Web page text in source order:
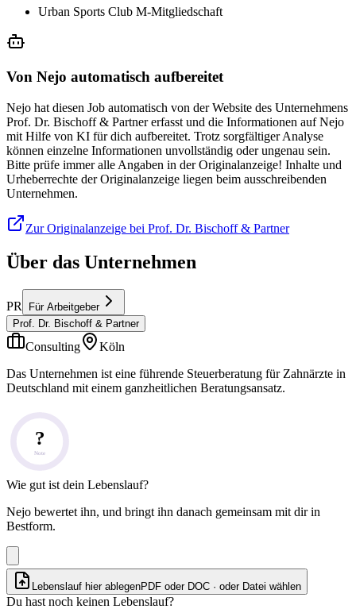
Urban Sports Club M-Mitgliedschaft
Von Nejo automatisch aufbereitet
Nejo hat diesen Job automatisch von der Website des Unternehmens
Prof. Dr. Bischoff & Partner erfasst und die Informationen auf Nejo
mit Hilfe von KI für dich aufbereitet. Trotz sorgfältiger Analyse
können einzelne Informationen unvollständig oder ungenau sein.
Bitte prüfe immer alle Angaben in der Originalanzeige! Inhalte und
Urheberrechte der Originalanzeige liegen beim ausschreibenden
Unternehmen.
Zur Originalanzeige bei Prof. Dr. Bischoff & Partner
Über das Unternehmen
PR
Für Arbeitgeber
Prof. Dr. Bischoff & Partner
Consulting
Köln
Das Unternehmen ist eine führende Steuerberatung für Zahnärzte in
Deutschland mit einem ganzheitlichen Beratungsansatz.
?
Note
Wie gut ist dein Lebenslauf?
Nejo bewertet ihn, und bringt ihn danach gemeinsam mit dir in
Bestform.
Lebenslauf hier ablegenPDF oder DOC · oder Datei wählen
Du hast noch keinen Lebenslauf?